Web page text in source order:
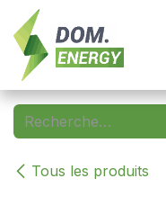
Se rendre au contenu
Tous les produits